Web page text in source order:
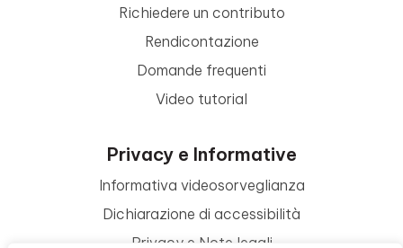
Richiedere un contributo
Rendicontazione
Domande frequenti
Video tutorial
Privacy e Informative
Informativa videosorveglianza
Dichiarazione di accessibilità
Privacy e Note legali